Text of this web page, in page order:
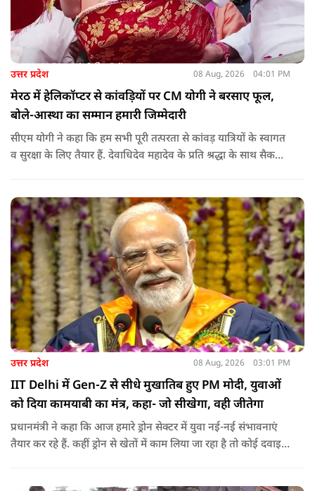
उत्तर प्रदेश 08 Aug, 2026 04:01 PM
मेरठ में हेलिकॉप्टर से कांवड़ियों पर CM योगी ने बरसाए फूल,
बोले-आस्था का सम्मान हमारी जिम्मेदारी
सीएम योगी ने कहा कि हम सभी पूरी तत्परता से कांवड़ यात्रियों के स्वागत
व सुरक्षा के लिए तैयार हैं. देवाधिदेव महादेव के प्रति श्रद्धा के साथ सैकड़ों
पात, क्षेत्र व प्रांत की सीमाओं से ऊपर उठकर उनकी हर श्वांस शिव के नाम
है.
उत्तर प्रदेश 08 Aug, 2026 03:01 PM
IIT Delhi में Gen-Z से सीधे मुखातिब हुए PM मोदी, युवाओं
को दिया कामयाबी का मंत्र, कहा- जो सीखेगा, वही जीतेगा
प्रधानमंत्री ने कहा कि आज हमारे ड्रोन सेक्टर में युवा नई-नई संभावनाएं
तैयार कर रहे हैं. कहीं ड्रोन से खेतों में काम लिया जा रहा है तो कोई दवाइयां